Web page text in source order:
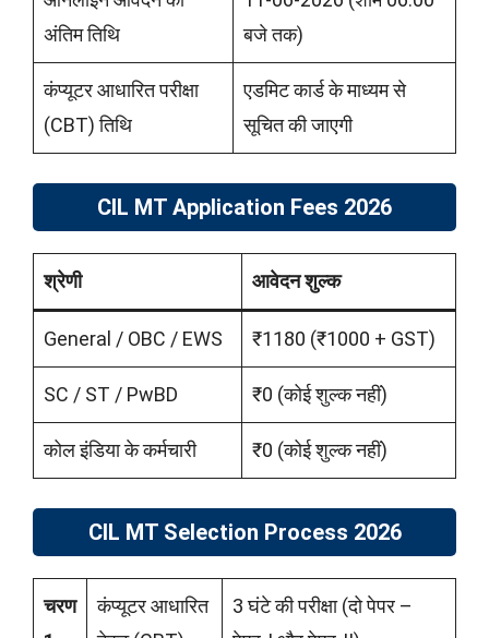
अंतिम तिथि
बजे तक)
कंप्यूटर आधारित परीक्षा
(CBT) तिथि
एडमिट कार्ड के माध्यम से
सूचित की जाएगी
CIL MT Application Fees 2026
श्रेणी आवेदन शुल्क
General / OBC / EWS ₹1180 (₹1000 + GST)
SC / ST / PwBD ₹0 (कोई शुल्क नहीं)
कोल इंडिया के कर्मचारी ₹0 (कोई शुल्क नहीं)
CIL MT Selection Process 2026
चरण
कंप्यूटर आधारित
3 घंटे की परीक्षा (दो पेपर –